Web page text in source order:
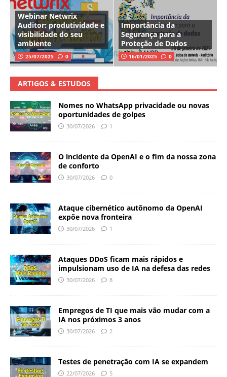
Webinar Netwrix
Auditor: produtividade e
visibilidade do seu
ambiente
25/07/2025 0
Importância da
Segurança para a
Proteção de Dados
16/01/2025 0
ARTIGOS & ESTUDOS
Nomes no WhatsApp privacidade ou novas
oportunidades de golpes
30/07/2026 1
O incidente da OpenAI e o fim da nossa zona
de conforto
30/07/2026 0
Ataque cibernético autônomo da OpenAI
expõe nova fronteira
30/07/2026 1
Ataques DDoS ficam mais rápidos e
impulsionam uso de IA na defesa das redes
30/07/2026 8
Empregos de TI que mais vão mudar com a
IA nos próximos 3 anos
30/07/2026 2
Testes de penetração com IA se expandem
22/07/2026 5